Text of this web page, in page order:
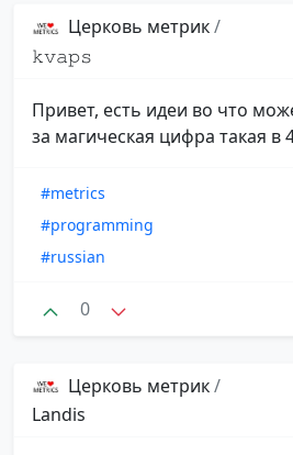
Церковь метрик/
𝚔𝚟𝚊𝚙𝚜
Привет, есть идеи во что
за магическая цифра такая в
#metrics
#programming
#russian
0
Церковь метрик/
Landis